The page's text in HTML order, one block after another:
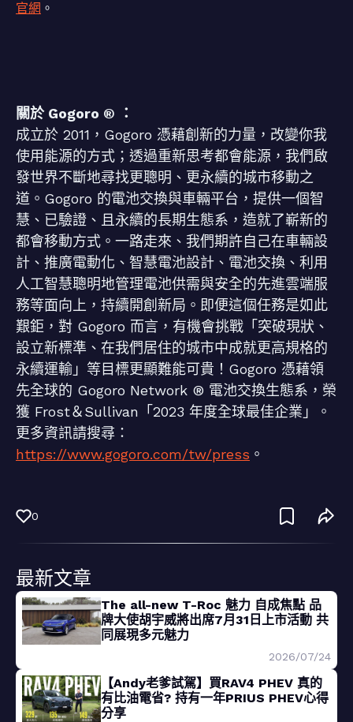
官網 。
關於 Gogoro ® ：
成立於 2011，Gogoro 憑藉創新的力量，改變你我
使用能源的方式；透過重新思考都會能源，我們啟
發世界不斷地尋找更聰明、更永續的城市移動之
道。Gogoro 的電池交換與車輛平台，提供一個智
慧、已驗證、且永續的長期生態系，造就了嶄新的
都會移動方式。一路走來、我們期許自己在車輛設
計、推廣電動化、智慧電池設計、電池交換、利用
人工智慧聰明地管理電池供需與安全的先進雲端服
務等面向上，持續開創新局。即便這個任務是如此
艱鉅，對 Gogoro 而言，有機會挑戰「突破現狀、
設立新標準、在我們居住的城市中成就更高規格的
永續運輸」等目標更顯難能可貴！Gogoro 憑藉領
先全球的 Gogoro Network ® 電池交換生態系，榮
獲 Frost＆Sullivan「2023 年度全球最佳企業」。
更多資訊請搜尋：
https://www.gogoro.com/tw/press 。
0
最新文章
The all-new T-Roc 魅力 自成焦點 品
牌大使胡宇威將出席7月31日上市活動 共
同展現多元魅力
2026/07/24
【Andy老爹試駕】買RAV4 PHEV 真的
有比油電省? 持有一年PRIUS PHEV心得
分享